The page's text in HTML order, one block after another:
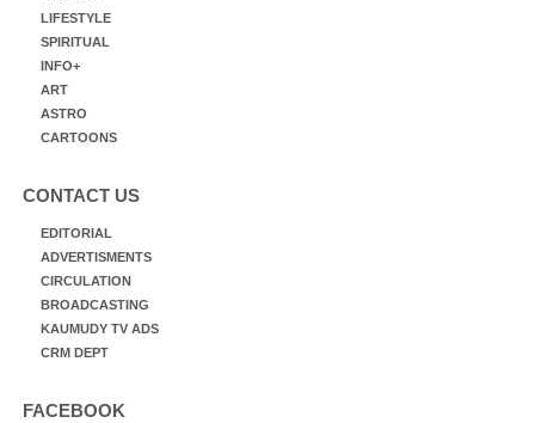
LIFESTYLE
SPIRITUAL
INFO+
ART
ASTRO
CARTOONS
CONTACT US
EDITORIAL
ADVERTISMENTS
CIRCULATION
BROADCASTING
KAUMUDY TV ADS
CRM DEPT
FACEBOOK